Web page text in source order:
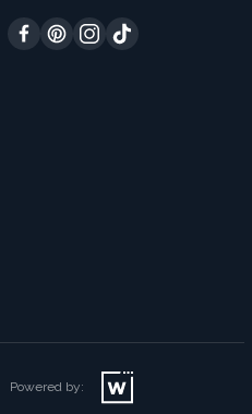
FacebookPinterestInstagram
Powered by: